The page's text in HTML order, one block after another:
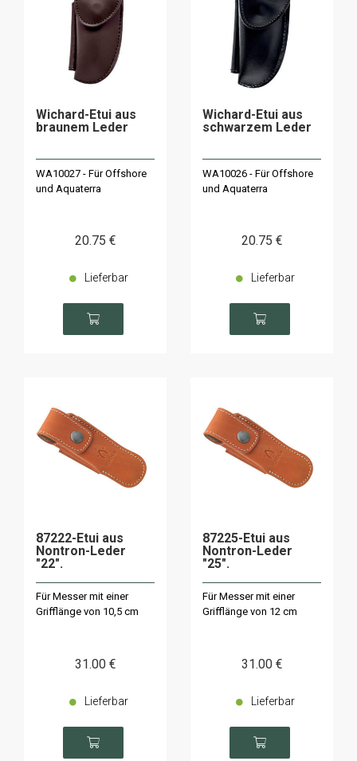
Wichard-Etui aus
braunem Leder
WA10027 - Für Offshore
und Aquaterra
20.75 €
Lieferbar
Wichard-Etui aus
schwarzem Leder
WA10026 - Für Offshore
und Aquaterra
20.75 €
Lieferbar
87222-Etui aus
Nontron-Leder
"22".
Für Messer mit einer
Grifflänge von 10,5 cm
31.00 €
Lieferbar
87225-Etui aus
Nontron-Leder
"25".
Für Messer mit einer
Grifflänge von 12 cm
31.00 €
Lieferbar